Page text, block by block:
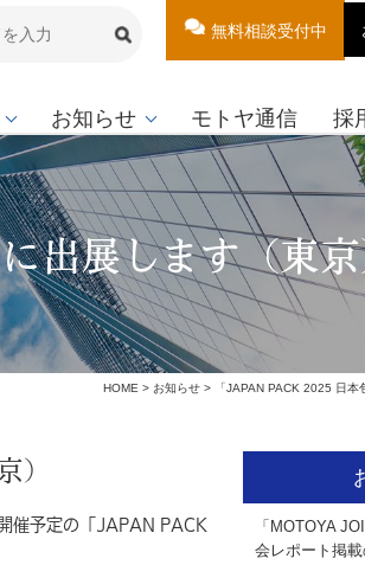
無料相談受付中
お知らせ モトヤ通信 採
出展します（東
HOME > お知らせ > 「JAPAN PACK 2025 日本
）
催予定の「 JAPAN PACK
「MOTOYA
会レポート掲載